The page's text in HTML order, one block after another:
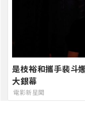
是枝裕和攜手裴斗
大銀幕
電影新星聞